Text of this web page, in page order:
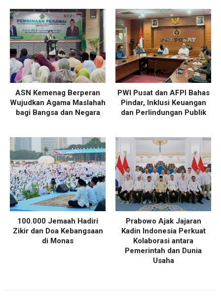
ASN Kemenag Berperan
Wujudkan Agama Maslahah
bagi Bangsa dan Negara
PWI Pusat dan AFPI Bahas
Pindar, Inklusi Keuangan
dan Perlindungan Publik
100.000 Jemaah Hadiri
Zikir dan Doa Kebangsaan
di Monas
Prabowo Ajak Jajaran
Kadin Indonesia Perkuat
Kolaborasi antara
Pemerintah dan Dunia
Usaha